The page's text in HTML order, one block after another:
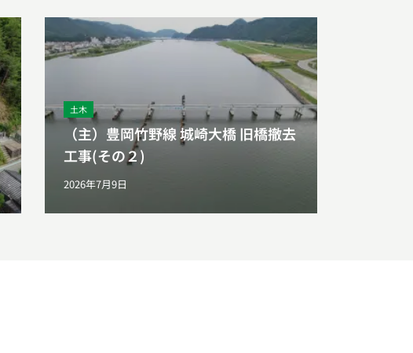
土木
（主）豊岡竹野線 城崎大橋 旧橋撤去
工事(その２)
2026年7月9日